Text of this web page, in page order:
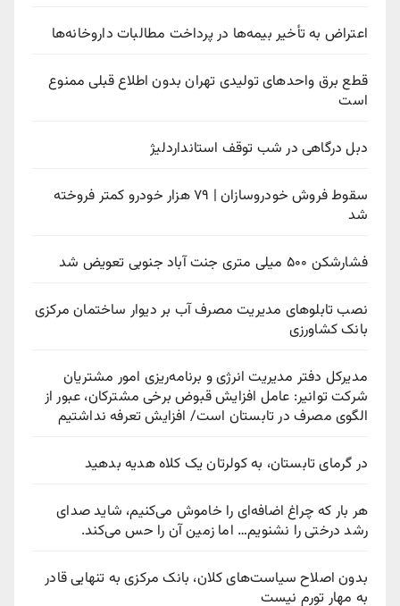
اعتراض به تأخیر بیمه‌ها در پرداخت مطالبات داروخانه‌ها
قطع برق واحدهای تولیدی تهران بدون اطلاع قبلی ممنوع
است
دبل درگاهی در شب توقف استانداردلیژ
سقوط فروش خودروسازان | ۷۹ هزار خودرو کمتر فروخته
شد
فشارشکن ۵۰۰ میلی متری جنت آباد جنوبی تعویض شد
نصب تابلوهای مدیریت مصرف آب بر دیوار ساختمان مرکزی
بانک کشاورزی
مدیرکل دفتر مدیریت انرژی و برنامه‌ریزی امور مشتریان
شرکت توانیر: عامل افزایش قبوض برخی مشترکان، عبور از
الگوی مصرف در تابستان است/ افزایش تعرفه نداشتیم
در گرمای تابستان، به کولرتان یک کلاه هدیه بدهید
هر بار که چراغ اضافه‌ای را خاموش می‌کنیم، شاید صدای
رشد درختی را نشنویم… اما زمین آن را حس می‌کند.
بدون اصلاح سیاست‌های کلان، بانک مرکزی به تنهایی قادر
به مهار تورم نیست